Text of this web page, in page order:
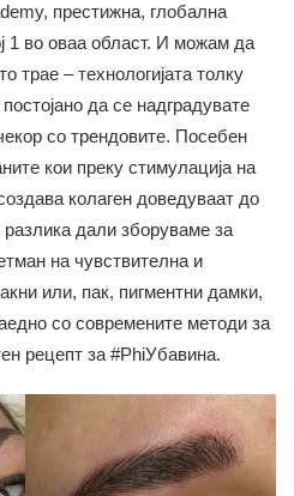
престижна, глобална
1 во оваа област. И можам да
трае – технологијата толку
да се надградувате
со трендовите. Посебен
кои преку стимулација на
колаген доведуваат до
разлика дали зборуваме за
на чувствителна и
или, пак, пигментни дамки,
со современите методи за
рецепт за #PhiУбавина.